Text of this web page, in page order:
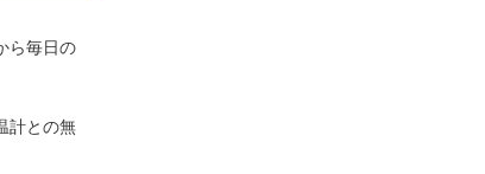
ら毎日の
計との無